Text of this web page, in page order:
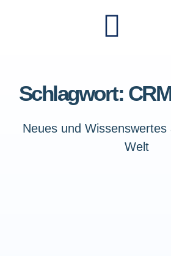
Schlagwort:
Neues und
Welt